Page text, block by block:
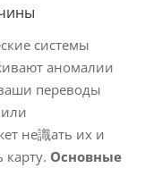
системы
аномалии
переводы
не識ать их и
карту. Основные